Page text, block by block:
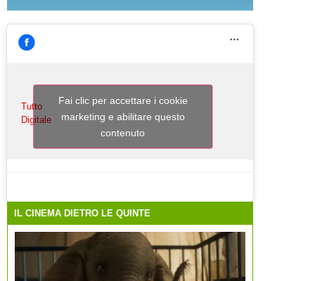
Tutto
Digitale
Fai clic per accettare i cookie
marketing e abilitare questo
contenuto
IL CINEMA DIETRO LE QUINTE